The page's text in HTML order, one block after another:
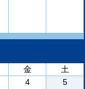
金
土
4
5